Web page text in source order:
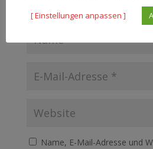
Name, E-Mail-Adresse und
[ Einstellungen anpassen ]